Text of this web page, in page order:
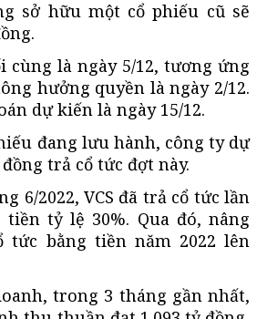
sở hữu một cổ phiếu cũ sẽ
cùng là ngày 5/12, tương ứng
hưởng quyền là ngày 2/12.
dự kiến là ngày 15/12.
đang lưu hành, công ty dự
trả cổ tức đợt này.
6/2022, VCS đã trả cổ tức lần
tiền tỷ lệ 30%. Qua đó, nâng
tức bằng tiền năm 2022 lên
trong 3 tháng gần nhất,